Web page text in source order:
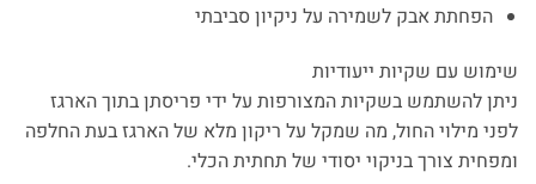
הפחתת אבק לשמירה על ניקיון סביבתי
שימוש עם שקיות ייעודיות
ניתן להשתמש בשקיות המצורפות על ידי פריסתן בתוך הארגז
לפני מילוי החול, מה שמקל על ריקון מלא של הארגז בעת החלפה
ומפחית צורך בניקוי יסודי של תחתית הכלי.